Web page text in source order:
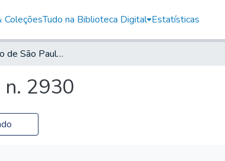
ColeçõesTudo na Biblioteca Digital Estatísticas
O Commercio de São Paulo, 1902, Ano X, n. 2930
n. 2930